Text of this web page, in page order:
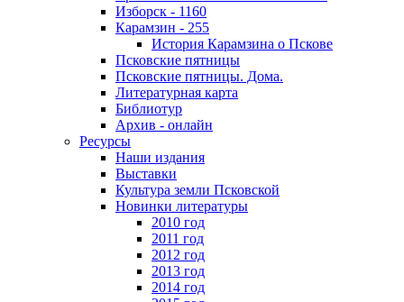
Изборск - 1160
Карамзин - 255
История Карамзина о Пскове
Псковские пятницы
Псковские пятницы. Дома.
Литературная карта
Библиотур
Архив - онлайн
Ресурсы
Наши издания
Выставки
Культура земли Псковской
Новинки литературы
2010 год
2011 год
2012 год
2013 год
2014 год